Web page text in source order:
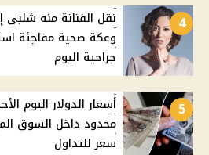
4
نقل الفنانة منه
وعكة صحية مفاجئة
جراحية اليوم
5
أسعار الدولار اليوم
محدود داخل السوق
سعر للتداول